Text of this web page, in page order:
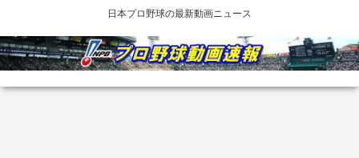
日本プロ野球の最新動画ニュース